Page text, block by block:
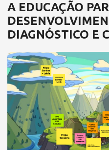
A EDUCAÇÃO
DIAGNÓSTICO E